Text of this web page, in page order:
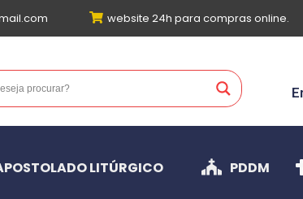
website 24h para compras online.
LITÚRGICO PDDM